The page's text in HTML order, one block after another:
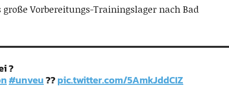
Vorbereitungs-Trainingslager nach Bad
?
#unveu??pic.twitter.com/5AmkJddCIZ